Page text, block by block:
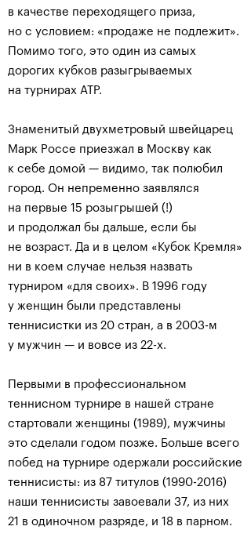
в качестве переходящего приза,
но с условием: «продаже не подлежит».
Помимо того, это один из самых
дорогих кубков разыгрываемых
на турнирах ATP.
Знаменитый двухметровый швейцарец
Марк Россе приезжал в Москву как
к себе домой — видимо, так полюбил
город. Он непременно заявлялся
на первые 15 розыгрышей (!)
и продолжал бы дальше, если бы
не возраст. Да и в целом «Кубок Кремля»
ни в коем случае нельзя назвать
турниром «для своих». В 1996 году
у женщин были представлены
теннисистки из 20 стран, а в 2003-м
у мужчин — и вовсе из 22-х.
Первыми в профессиональном
теннисном турнире в нашей стране
стартовали женщины (1989), мужчины
это сделали годом позже. Больше всего
побед на турнире одержали российские
теннисисты: из 87 титулов (1990-2016)
наши теннисисты завоевали 37, из них
21 в одиночном разряде, и 18 в парном.